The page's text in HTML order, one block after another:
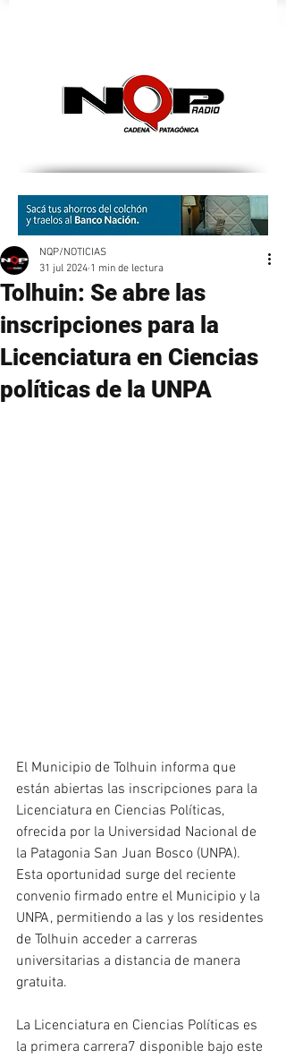
Tolhuin: Se abre las
inscripciones para la
Licenciatura en Ciencias
políticas de la UNPA
NQP/NOTICIAS
31 jul 2024 1 min de lectura
El Municipio de Tolhuin informa que
están abiertas las inscripciones para la
Licenciatura en Ciencias Políticas,
ofrecida por la Universidad Nacional de
la Patagonia San Juan Bosco (UNPA).
Esta oportunidad surge del reciente
convenio firmado entre el Municipio y la
UNPA, permitiendo a las y los residentes
de Tolhuin acceder a carreras
universitarias a distancia de manera
gratuita.
La Licenciatura en Ciencias Políticas es
la primera carrera7 disponible bajo este